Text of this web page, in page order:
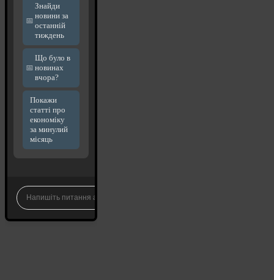
Знайди
новини за
останній
тиждень
Що було в
новинах
вчора?
Покажи
статті про
економіку
за минулий
місяць